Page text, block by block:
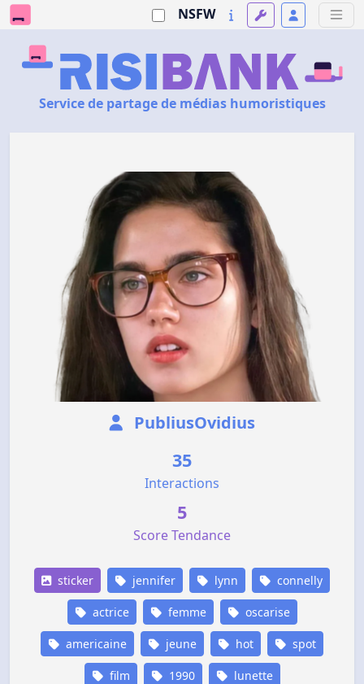
NSFW
Service de partage de médias humoristiques
PubliusOvidius
35
Interactions
5
Score Tendance
sticker jennifer lynn connelly
actrice femme oscarise
americaine jeune hot spot
film 1990 lunette